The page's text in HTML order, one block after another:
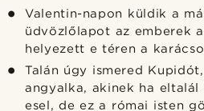
Valentin-napon küldik a
üdvözlőlapot az emberek
helyezett e téren a
Talán úgy ismered
angyalka, akinek ha eltalál
esel, de ez a római isten